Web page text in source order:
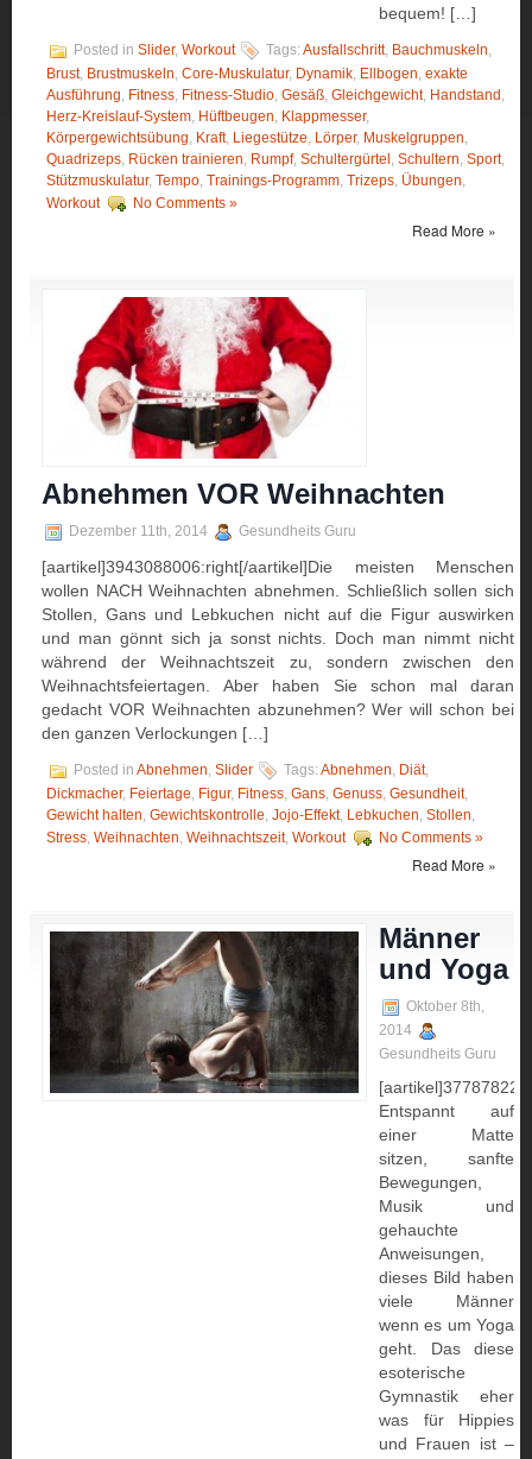
bequem! […]
Posted in Slider, Workout Tags: Ausfallschritt, Bauchmuskeln
Brust, Brustmuskeln Core-Muskulatur, Dynamik Ellbogen exakte
Ausführung Fitness Fitness-Studio Gesäß Gleichgewicht, Handstand
Herz-Kreislauf-System Hüftbeugen Klappmesser,
Körpergewichtsübung Kraft, Liegestütze Lörper, Muskelgruppen
Quadrizeps Rücken trainieren Rumpf, Schultergürtel Schultern Sport,
Stützmuskulatur, Tempo Trainings-Programm Trizeps Übungen
Workout
No Comments »
Read More »
Abnehmen VOR Weihnachten
Dezember 11th, 2014 Gesundheits Guru
[aartikel]3943088006:right[/aartikel]Die meisten Menschen
wollen NACH Weihnachten abnehmen. Schließlich sollen sich
Stollen, Gans und Lebkuchen nicht auf die Figur auswirken
und man gönnt sich ja sonst nichts. Doch man nimmt nicht
während der Weihnachtszeit zu, sondern zwischen den
Weihnachtsfeiertagen. Aber haben Sie schon mal daran
gedacht VOR Weihnachten abzunehmen? Wer will schon bei
den ganzen Verlockungen […]
Posted in Abnehmen, Slider Tags: Abnehmen, Diät,
Dickmacher, Feiertage Figur, Fitness Gans Genuss Gesundheit,
Gewicht halten Gewichtskontrolle Jojo-Effekt, Lebkuchen Stollen
Stress, Weihnachten, Weihnachtszeit, Workout No Comments »
Read More »
Männer
und Yoga
Oktober 8th,
2014
Gesundheits Guru
Entspannt auf
einer Matte
sitzen, sanfte
Bewegungen,
Musik und
gehauchte
Anweisungen,
dieses Bild haben
viele Männer
wenn es um Yoga
geht. Das diese
esoterische
Gymnastik eher
was für Hippies
und Frauen ist –